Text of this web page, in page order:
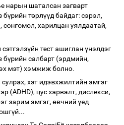
нарын шаталсан загварт
бүрийн төрлүүд байдаг: сэрэл,
сонгомол, харилцан уялдаатай,
тест ашиглан үнэлдэг
салбарт (эрдмийн,
мэт) хэмжиж болно.
хэт идэвхжилтийн эмгэг
(ADHD), цус харвалт, дислекси,
зарим эмгэг, өвчний үед